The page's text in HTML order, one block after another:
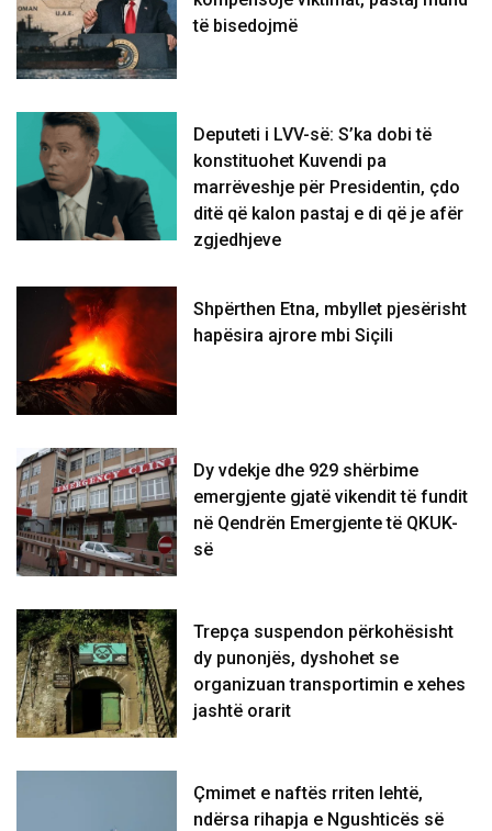
të bisedojmë
Deputeti i LVV-së: S’ka dobi të
konstituohet Kuvendi pa
marrëveshje për Presidentin, çdo
ditë që kalon pastaj e di që je afër
zgjedhjeve
Shpërthen Etna, mbyllet pjesërisht
hapësira ajrore mbi Siçili
Dy vdekje dhe 929 shërbime
emergjente gjatë vikendit të fundit
në Qendrën Emergjente të QKUK-
së
Trepça suspendon përkohësisht
dy punonjës, dyshohet se
organizuan transportimin e xehes
jashtë orarit
Çmimet e naftës rriten lehtë,
ndërsa rihapja e Ngushticës së